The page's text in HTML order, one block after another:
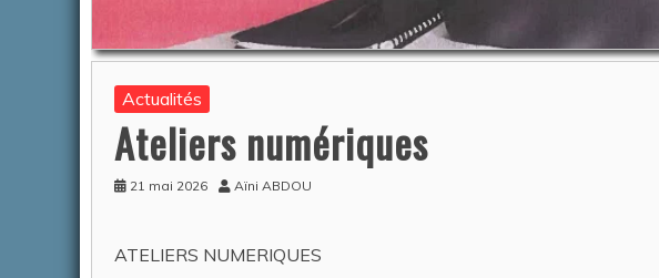
Actualités
Ateliers numériques
21 mai 2026 Aïni ABDOU
ATELIERS NUMERIQUES
COMPORTEMENT CANINS…
Auteur Christel DAUZAT